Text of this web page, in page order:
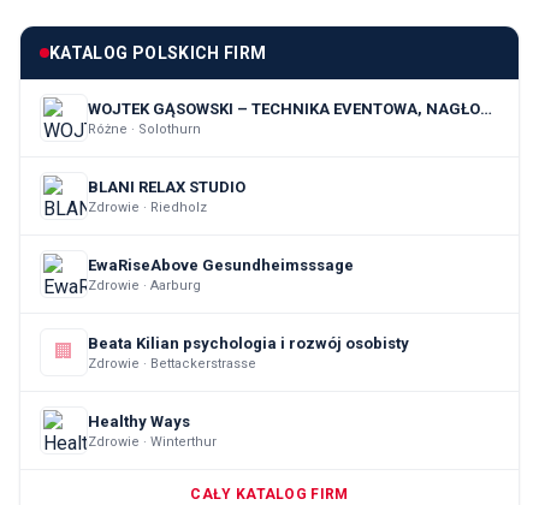
KATALOG POLSKICH FIRM
WOJTEK GĄSOWSKI – TECHNIKA EVENTOWA, NAGŁOŚNIENIE I OŚWIETLENIE
Różne · Solothurn
BLANI RELAX STUDIO
Zdrowie · Riedholz
EwaRiseAbove Gesundheimsssage
Zdrowie · Aarburg
🏢 Beata Kilian psychologia i rozwój osobisty
Zdrowie · Bettackerstrasse
Healthy Ways
Zdrowie · Winterthur
CAŁY KATALOG FIRM